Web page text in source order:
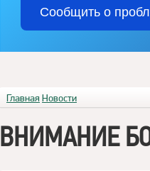
Сообщить о
Главная Новости
ВНИМАНИЕ